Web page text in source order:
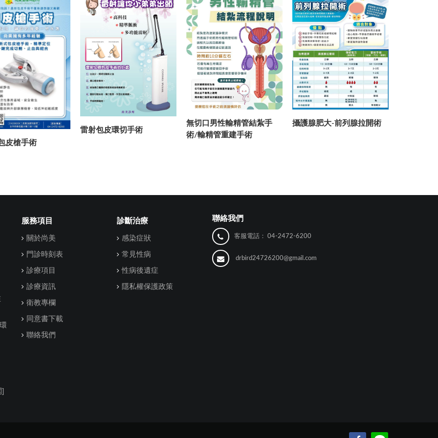
皮槍手術
雷射包皮環切手術
無切口男性輸精管結紮手
術/輸精管重建手術
攝護腺肥大-前列腺拉開術
服務項目
關於尚美
門診時刻表
診療項目
診療資訊
衛教專欄
同意書下載
聯絡我們
診斷治療
感染症狀
常見性病
性病後遺症
隱私權保護政策
聯絡我們
客服電話： 04-2472-6200
drbird24726200@gmail.com